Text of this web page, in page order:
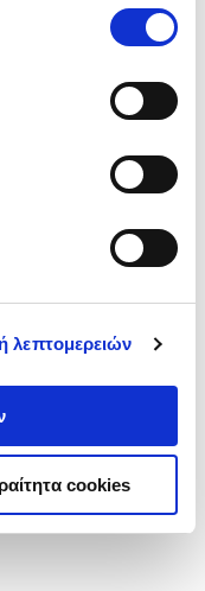
παρακάτω με την
σχετικά με
λεπτομερειών
cookies